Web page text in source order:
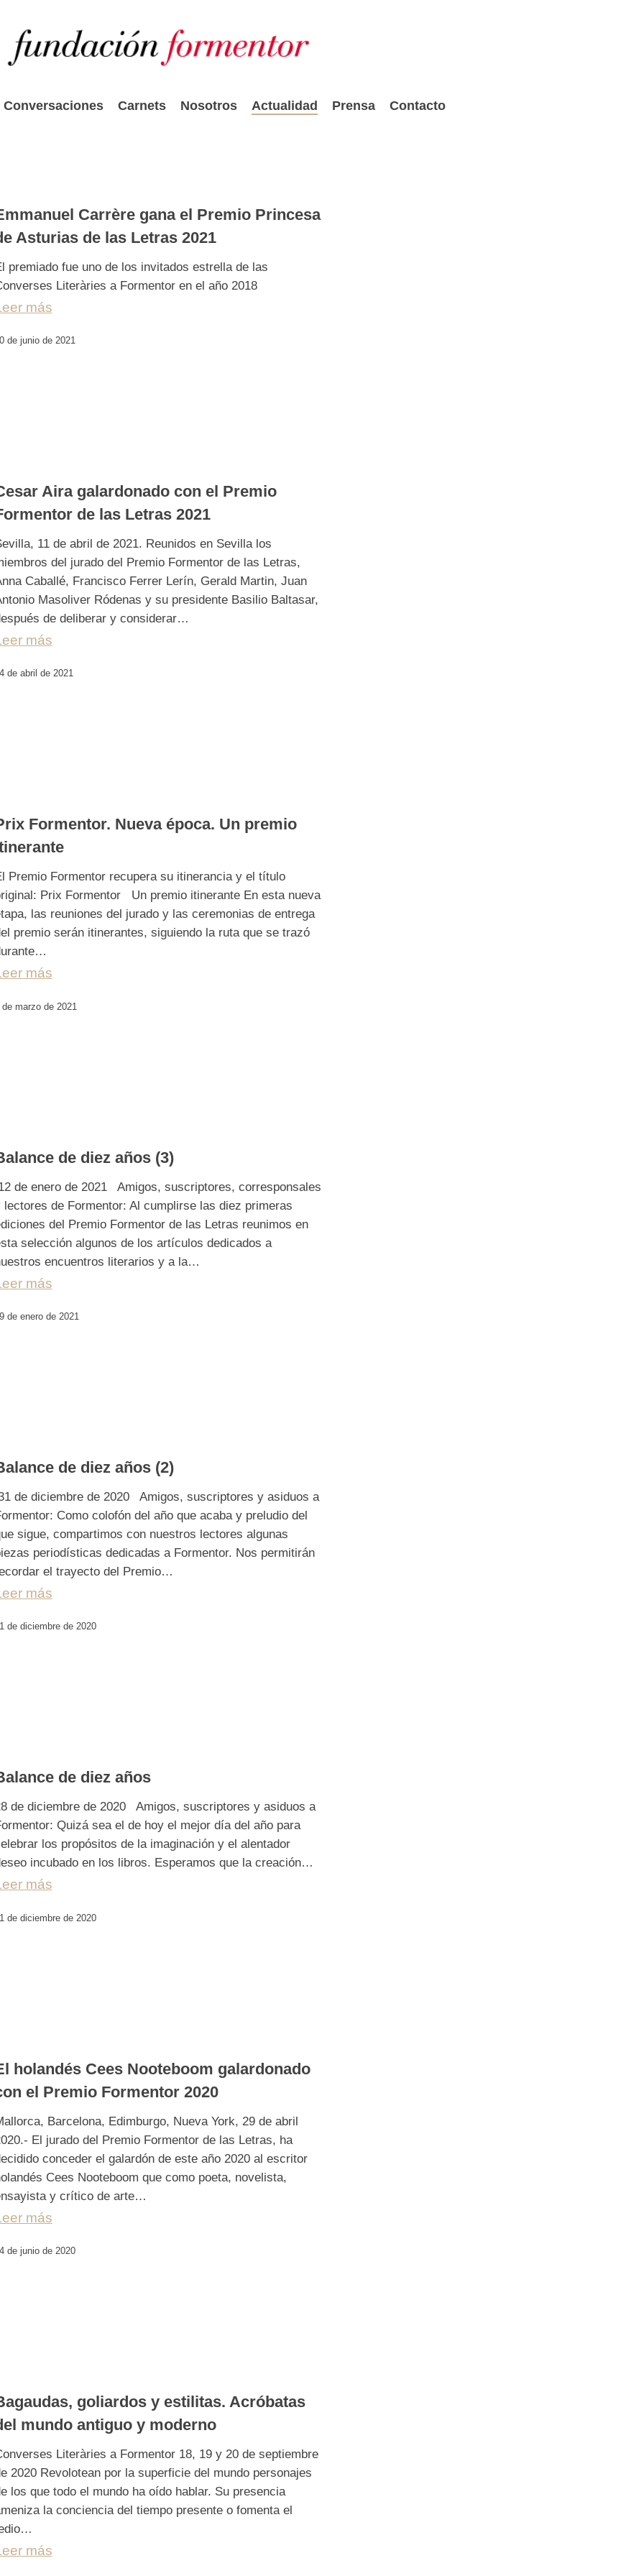
Conversaciones Carnets Nosotros Actualidad Prensa Contacto
Carrère gana el Premio Princesa
Asturias de las Letras 2021
premiado fue uno de los invitados estrella de las
Literàries a Formentor en el año 2018
más
de junio de 2021
Aira galardonado con el Premio
de las Letras 2021
11 de abril de 2021. Reunidos en Sevilla los
del jurado del Premio Formentor de las Letras,
Caballé, Francisco Ferrer Lerín, Gerald Martin, Juan
Masoliver Ródenas y su presidente Basilio Baltasar,
de deliberar y considerar…
más
de abril de 2021
Formentor. Nueva época. Un premio
Premio Formentor recupera su itinerancia y el título
Prix Formentor Un premio itinerante En esta nueva
las reuniones del jurado y las ceremonias de entrega
premio serán itinerantes, siguiendo la ruta que se trazó
más
de marzo de 2021
de diez años (3)
de enero de 2021 Amigos, suscriptores, corresponsales
lectores de Formentor: Al cumplirse las diez primeras
del Premio Formentor de las Letras reunimos en
selección algunos de los artículos dedicados a
encuentros literarios y a la…
más
de enero de 2021
de diez años (2)
de diciembre de 2020 Amigos, suscriptores y asiduos a
Como colofón del año que acaba y preludio del
sigue, compartimos con nuestros lectores algunas
periodísticas dedicadas a Formentor. Nos permitirán
el trayecto del Premio…
más
de diciembre de 2020
de diez años
de diciembre de 2020 Amigos, suscriptores y asiduos a
Quizá sea el de hoy el mejor día del año para
los propósitos de la imaginación y el alentador
incubado en los libros. Esperamos que la creación…
más
de diciembre de 2020
holandés Cees Nooteboom galardonado
el Premio Formentor 2020
Barcelona, Edimburgo, Nueva York, 29 de abril
El jurado del Premio Formentor de las Letras, ha
conceder el galardón de este año 2020 al escritor
Cees Nooteboom que como poeta, novelista,
y crítico de arte…
más
de junio de 2020
goliardos y estilitas. Acróbatas
mundo antiguo y moderno
Literàries a Formentor 18, 19 y 20 de septiembre
2020 Revolotean por la superficie del mundo personajes
los que todo el mundo ha oído hablar. Su presencia
la conciencia del tiempo presente o fomenta el
más